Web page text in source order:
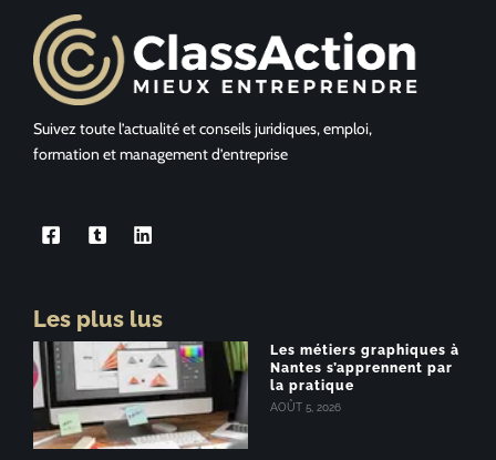
Suivez toute l’actualité et conseils juridiques, emploi,
formation et management d’entreprise
Les plus lus
Les métiers graphiques à
Nantes s’apprennent par
la pratique
AOÛT 5, 2026